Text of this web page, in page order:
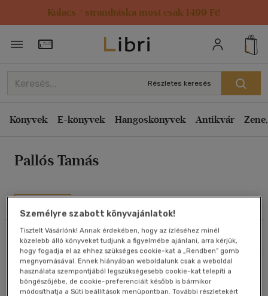
Kulacs / strandtáska most csak 1499 Ft!
Törzsvásárlói Kártya adatai
Részletes keresés
Könyvek E-könyvek Hangoskönyvek Antikvár
Pallós Tamás
Művei
Szűrés Rendezés
Rendezés
Kiadás éve szerint csökkenő
Ár szerint csökkenő
Eladott darabszám szerint csökkenő
Cím szerint A-Z
Szerző szerint A-Z
Megjelenítés
20 db / oldal
40 db / oldal
Összesen4db
Személyre szabott könyvajánlatok!
Tisztelt Vásárlónk! Annak érdekében, hogy az ízléséhez minél
közelebb álló könyveket tudjunk a figyelmébe ajánlani, arra kérjük,
hogy fogadja el az ehhez szükséges cookie-kat a „Rendben” gomb
megnyomásával. Ennek hiányában weboldalunk csak a weboldal
használata szempontjából legszükségesebb cookie-kat telepíti a
böngészőjébe, de cookie-preferenciáit később is bármikor
módosíthatja a Süti beállítások menüpontban. További részletekért